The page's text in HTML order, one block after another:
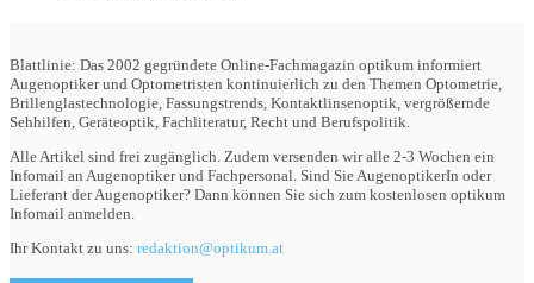
Blattlinie: Das 2002 gegründete Online-Fachmagazin optikum informiert
Augenoptiker und Optometristen kontinuierlich zu den Themen Optometrie,
Brillenglastechnologie, Fassungstrends, Kontaktlinsenoptik, vergrößernde
Sehhilfen, Geräteoptik, Fachliteratur, Recht und Berufspolitik.
Alle Artikel sind frei zugänglich. Zudem versenden wir alle 2-3 Wochen ein
Infomail an Augenoptiker und Fachpersonal. Sind Sie AugenoptikerIn oder
Lieferant der Augenoptiker? Dann können Sie sich zum kostenlosen optikum
Infomail anmelden.
Ihr Kontakt zu uns: redaktion@optikum.at